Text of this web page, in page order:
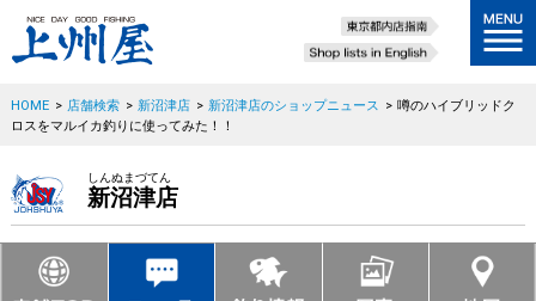
HOME > 店舗検索 > 新沼津店 > 新沼津店のショップニュース > 噂のハイブリッドク
ロスをマルイカ釣りに使ってみた！！
しんぬまづてん
新沼津店